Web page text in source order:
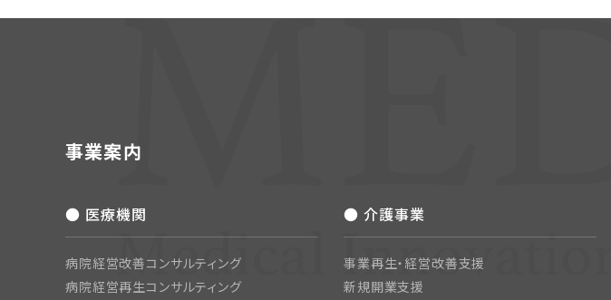
事業案内
● 医療機関
病院経営改善コンサルティング
病院経営再生コンサルティング
● 介護事業
事業再生・経営改善支援
新規開業支援